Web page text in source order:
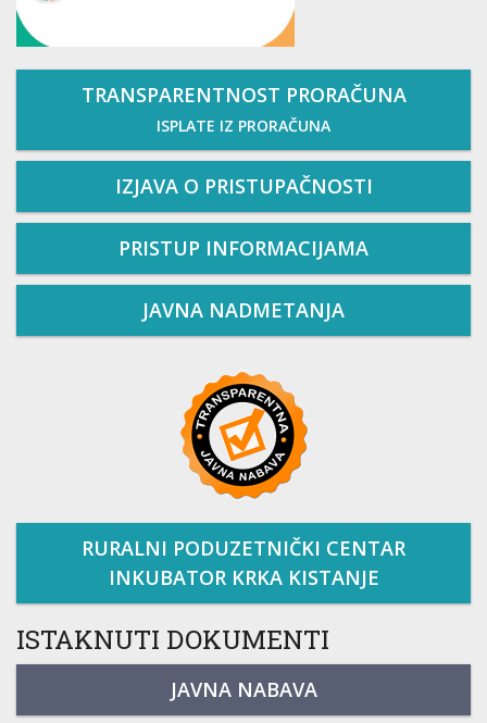
TRANSPARENTNOST PRORAČUNA
ISPLATE IZ PRORAČUNA
IZJAVA O PRISTUPAČNOSTI
PRISTUP INFORMACIJAMA
JAVNA NADMETANJA
RURALNI PODUZETNIČKI CENTAR
INKUBATOR KRKA KISTANJE
ISTAKNUTI DOKUMENTI
JAVNA NABAVA